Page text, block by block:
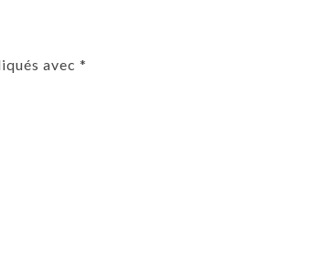
avec *